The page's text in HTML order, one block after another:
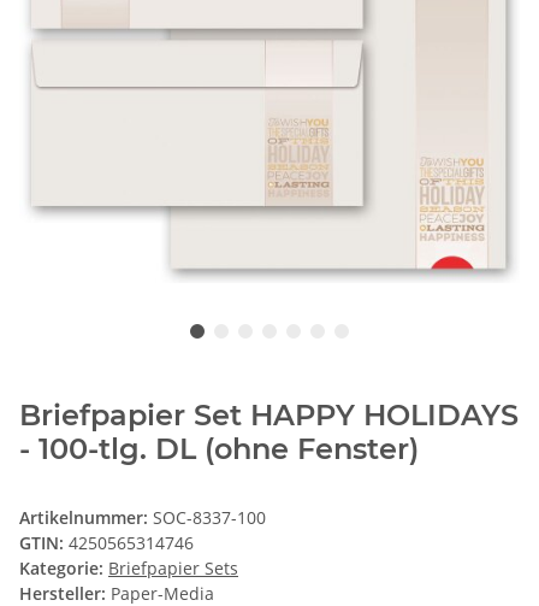
Briefpapier Set HAPPY HOLIDAYS
- 100-tlg. DL (ohne Fenster)
Artikelnummer: SOC-8337-100
GTIN: 4250565314746
Kategorie: Briefpapier Sets
Hersteller: Paper-Media